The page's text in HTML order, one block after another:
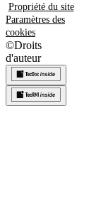
Propriété du site
Paramètres des
cookies
©Droits
d'auteur